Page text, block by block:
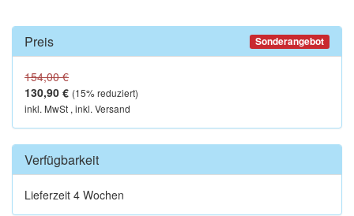
Preis Sonderangebot
154,00 €
130,90 € (15% reduziert)
inkl. MwSt , inkl. Versand
Verfügbarkeit
Lieferzeit 4 Wochen